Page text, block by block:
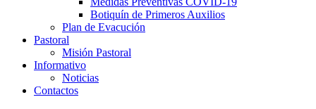
Botiquín de Primeros Auxilios
Plan de Evacución
Pastoral
Misión Pastoral
Informativo
Noticias
Contactos